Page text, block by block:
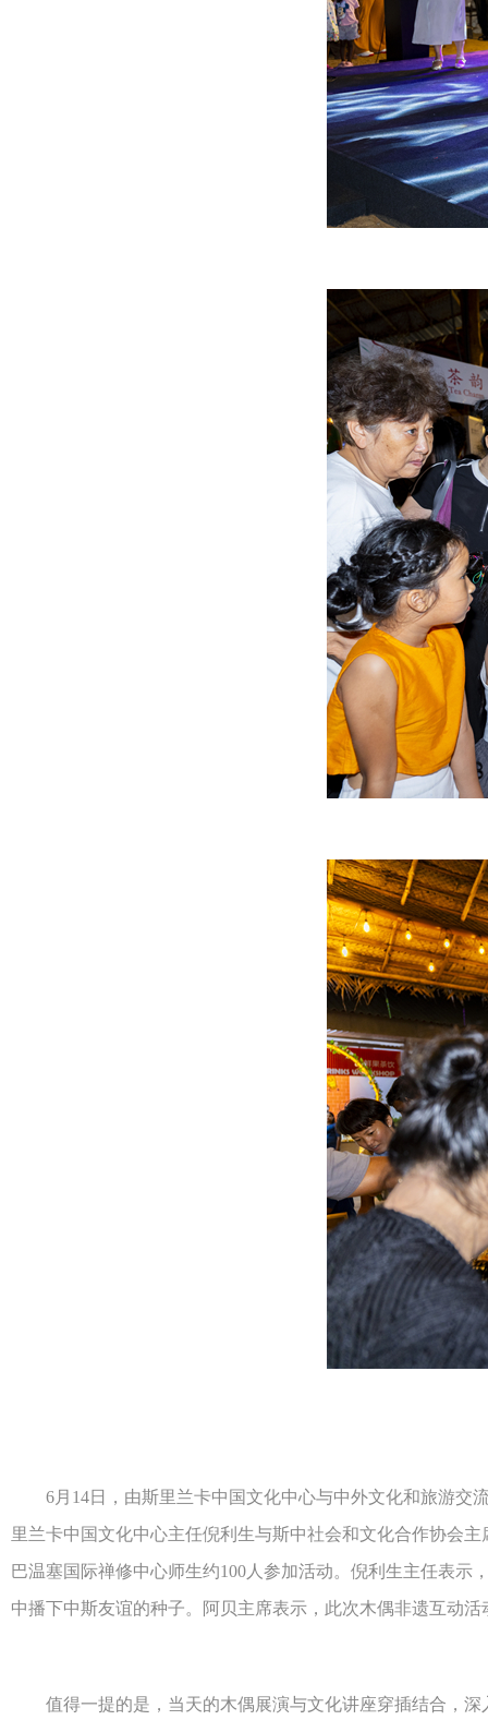
6月14日，由斯里兰卡中国文化中心与中外文化和旅游交流
里兰卡中国文化中心主任倪利生与斯中社会和文化合作协会
巴温塞国际禅修中心师生约100人参加活动。倪利生主任表
中播下中斯友谊的种子。阿贝主席表示，此次木偶非遗互动
值得一提的是，当天的木偶展演与文化讲座穿插结合，深